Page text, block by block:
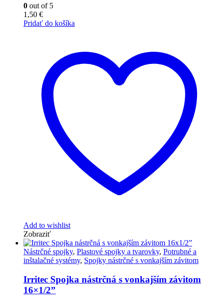
0 out of 5
1,50 €
Pridať do košíka
Add to wishlist
Zobraziť
Nástrčné spojky, Plastové spojky a tvarovky, Potrubné a
inštalačné systémy, Spojky nástrčné s vonkajším závitom
Irritec Spojka nástrčná s vonkajším závitom
16×1/2”